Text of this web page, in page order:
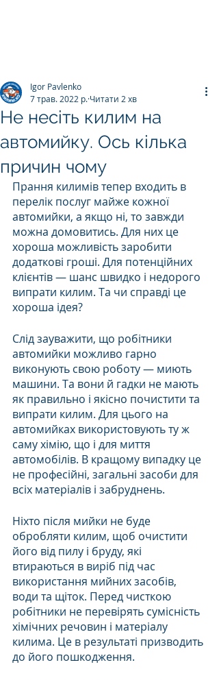
Не несіть килим на
автомийку. Ось кілька
причин чому
Igor Pavlenko
7 трав. 2022 р. Читати 2 хв
Прання килимів тепер входить в
перелік послуг майже кожної
автомийки, а якщо ні, то завжди
можна домовитись. Для них це
хороша можливість заробити
додаткові гроші. Для потенційних
клієнтів — шанс швидко і недорого
випрати килим. Та чи справді це
хороша ідея?
Слід зауважити, що робітники
автомийки можливо гарно
виконують свою роботу — миють
машини. Та вони й гадки не мають
як правильно і якісно почистити та
випрати килим. Для цього на
автомийках використовують ту ж
саму хімію, що і для миття
автомобілів. В кращому випадку це
не професійні, загальні засоби для
всіх матеріалів і забруднень.
Ніхто після мийки не буде
обробляти килим, щоб очистити
його від пилу і бруду, які
втираються в виріб під час
використання мийних засобів,
води та щіток. Перед чисткою
робітники не перевірять сумісність
хімічних речовин і матеріалу
килима. Це в результаті призводить
до його пошкодження.